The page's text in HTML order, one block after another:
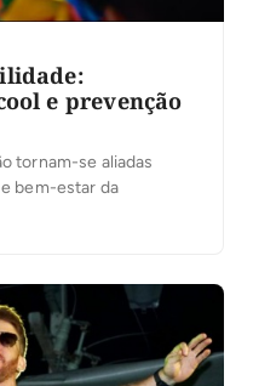
e prevenção
tornam-se aliadas
bem-estar da